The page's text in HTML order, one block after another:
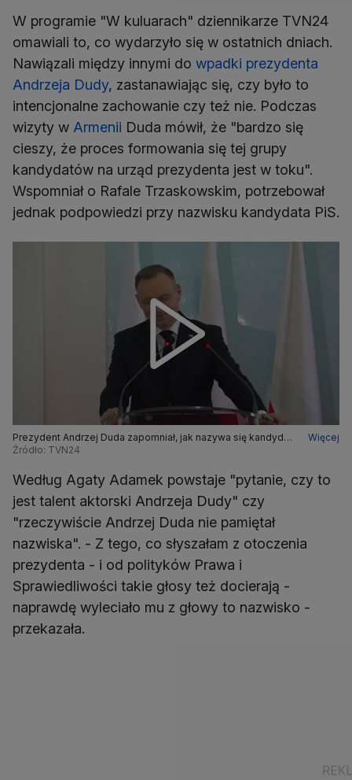
W programie "W kuluarach" dziennikarze TVN24
omawiali to, co wydarzyło się w ostatnich dniach.
Nawiązali między innymi do wpadki prezydenta
Andrzeja Dudy, zastanawiając się, czy było to
intencjonalne zachowanie czy też nie. Podczas
wizyty w Armenii Duda mówił, że "bardzo się
cieszy, że proces formowania się tej grupy
kandydatów na urząd prezydenta jest w toku".
Wspomniał o Rafale Trzaskowskim, potrzebował
jednak podpowiedzi przy nazwisku kandydata PiS.
Prezydent Andrzej Duda zapomniał, jak nazywa się kandydat
PiS na prezydenta
Więcej
Źródło: TVN24
Według Agaty Adamek powstaje "pytanie, czy to
jest talent aktorski Andrzeja Dudy" czy
"rzeczywiście Andrzej Duda nie pamiętał
nazwiska". - Z tego, co słyszałam z otoczenia
prezydenta - i od polityków Prawa i
Sprawiedliwości takie głosy też docierają -
naprawdę wyleciało mu z głowy to nazwisko -
przekazała.